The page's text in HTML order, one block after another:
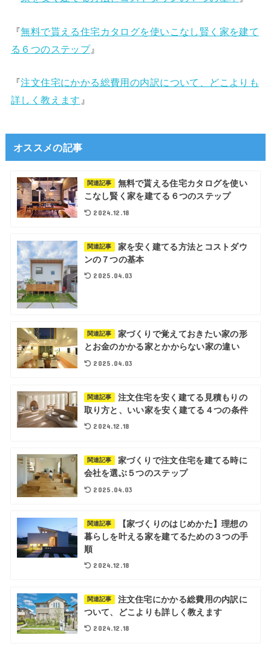
『無料で貰える住宅カタログを使いこなし賢く家を建て
る６つのステップ』
『注文住宅にかかる総費用の内訳について、どこよりも
詳しく教えます 』
オススメの記事
関連記事
無料で貰える住宅カタログを使い
こなし賢く家を建てる６つのステップ
2024.12.18
関連記事
家を安く建てる方法とコストダウ
ンの７つの基本
2025.04.03
関連記事
家づくりで覚えておきたい家の形
とお金のかかる家とかからない家の違い
2025.04.03
関連記事
注文住宅を安く建てる見積もりの
取り方と、いい家を安く建てる４つの条件
2024.12.18
関連記事
家づくりで注文住宅を建てる時に
会社を選ぶ５つのステップ
2025.04.03
関連記事
【家づくりのはじめかた】理想の
暮らしを叶える家を建てるための３つの手
順
2024.12.18
関連記事
注文住宅にかかる総費用の内訳に
ついて、どこよりも詳しく教えます
2024.12.18